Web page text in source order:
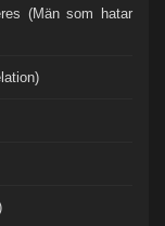
(Män som hatar